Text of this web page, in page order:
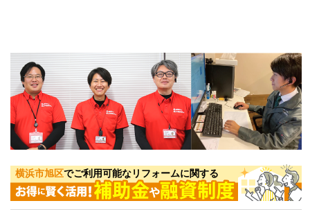
横浜市旭区でご利用可能なリフォームに関する